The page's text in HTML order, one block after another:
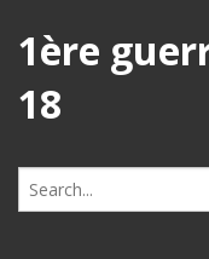
1ère
18
Search
for: